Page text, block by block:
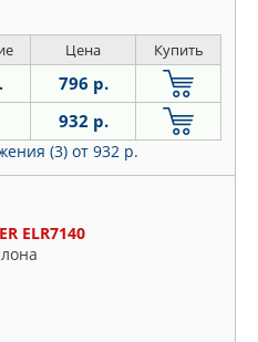
Цена Купить
796 р.
932 р.
(3) от 932 р.
ELR7140